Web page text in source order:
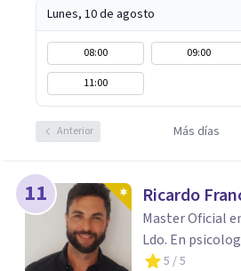
Lunes, 10 de agosto
08:00 09:00
11:00
Anterior Más días
11 Ricardo
Master Oficial
Ldo. En
5 / 5